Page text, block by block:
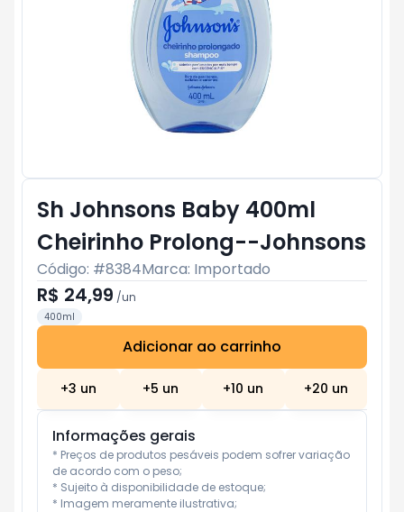
Sh Johnsons Baby 400ml
Cheirinho Prolong--Johnsons
Código: #8384Marca: Importado
R$ 24,99 /un
400ml
Adicionar ao carrinho
+3 un +5 un +10 un +20 un
Informações gerais
* Preços de produtos pesáveis podem sofrer variação
de acordo com o peso;
* Sujeito à disponibilidade de estoque;
* Imagem meramente ilustrativa;